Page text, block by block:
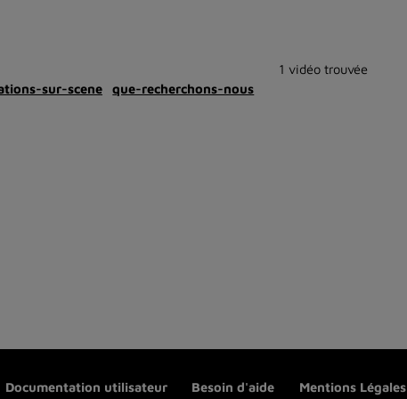
sur-scene que-recherchons-nous
1 vidéo trouvée
Documentation utilisateur Besoin d'aide Mentions Légales